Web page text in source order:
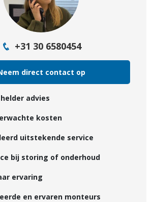
+31 30 6580454
direct contact op
advies
kosten
uitstekende service
bij storing of onderhoud
ervaring
en ervaren monteurs